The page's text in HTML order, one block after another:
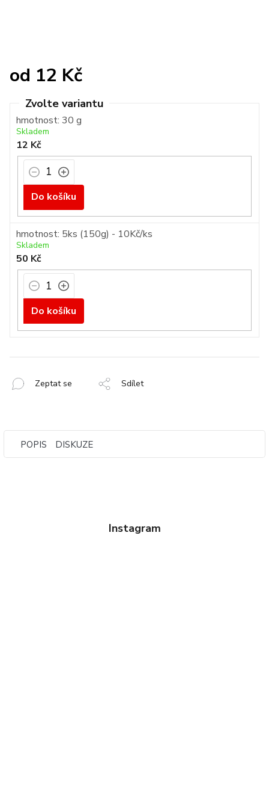
od 12 Kč
cena:
hmotnost: 30 g
Skladem
12 Kč
Do košíku
hmotnost: 5ks (150g) - 10Kč/ks
Skladem
50 Kč
Do košíku
Zeptat se Sdílet
POPIS DISKUZE
Instagram